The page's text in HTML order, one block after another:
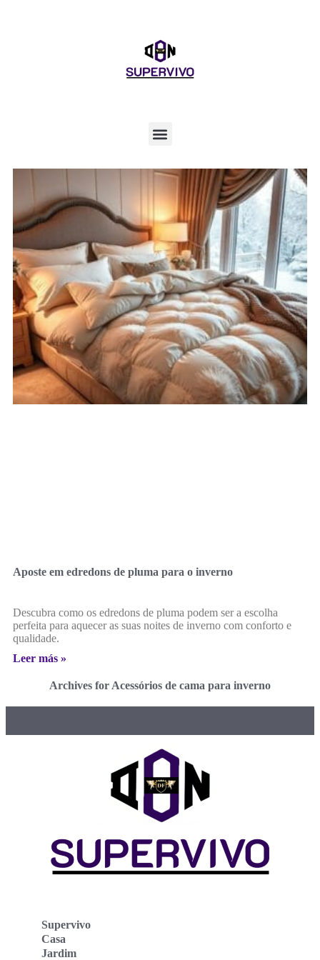
Aposte em edredons de pluma para o inverno
Descubra como os edredons de pluma podem ser a escolha
perfeita para aquecer as suas noites de inverno com conforto e
qualidade.
Leer más »
Archives for Acessórios de cama para inverno
Supervivo
Casa
Jardim